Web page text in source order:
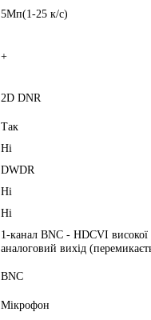
5Мп(1-25 к/с)
+
2D DNR
Так
Ні
DWDR
Ні
Ні
1-канал BNC - HDCVI високої
аналоговий вихід
BNC
Мікрофон